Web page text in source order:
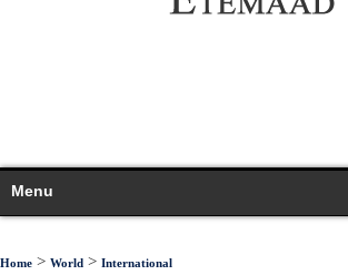
Menu
Home > World > International